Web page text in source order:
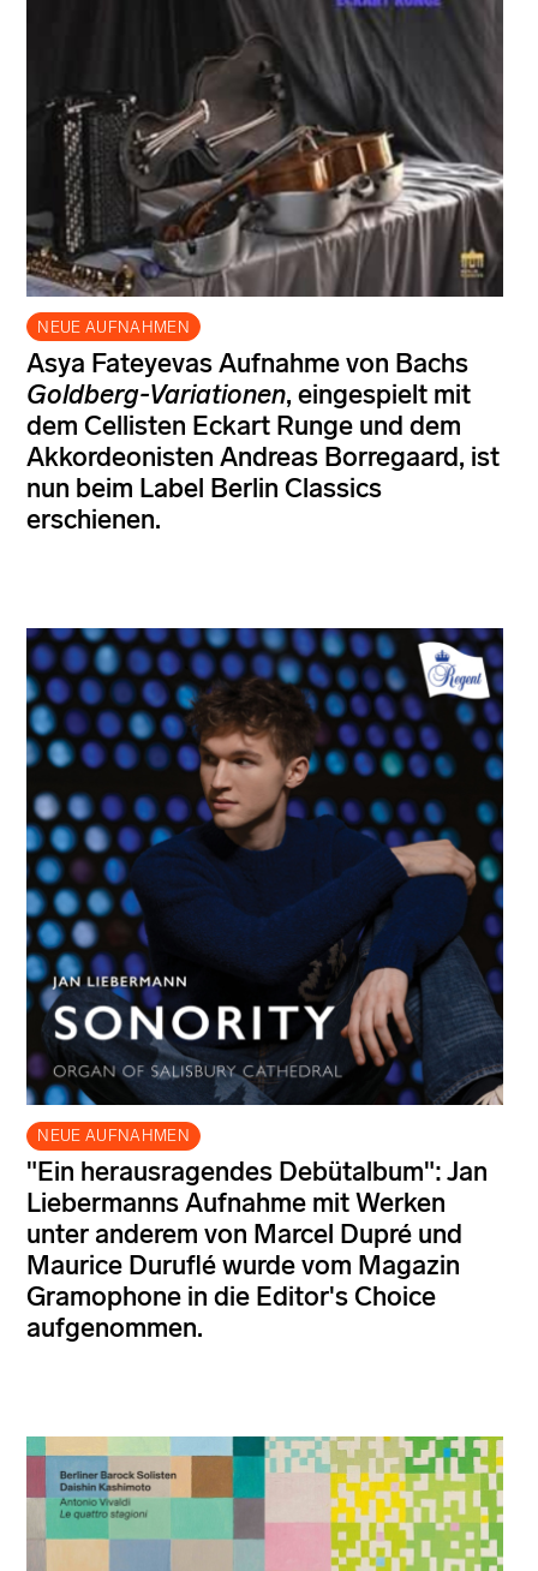
NEUE AUFNAHMEN
Asya Fateyevas Aufnahme von Bachs
Goldberg-Variationen, eingespielt mit
dem Cellisten Eckart Runge und dem
Akkordeonisten Andreas Borregaard, ist
nun beim Label Berlin Classics
erschienen.
NEUE AUFNAHMEN
"Ein herausragendes Debütalbum": Jan
Liebermanns Aufnahme mit Werken
unter anderem von Marcel Dupré und
Maurice Duruflé wurde vom Magazin
Gramophone in die Editor's Choice
aufgenommen.